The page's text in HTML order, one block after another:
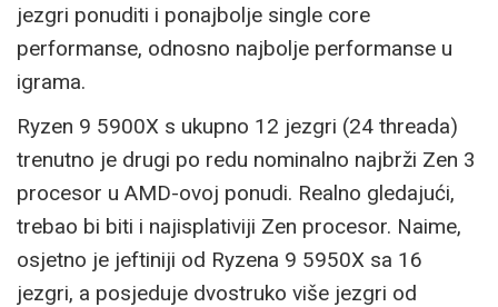
jezgri ponuditi i ponajbolje single core
performanse, odnosno najbolje performanse u
igrama.
Ryzen 9 5900X s ukupno 12 jezgri (24 threada)
trenutno je drugi po redu nominalno najbrži Zen 3
procesor u AMD-ovoj ponudi. Realno gledajući,
trebao bi biti i najisplativiji Zen procesor. Naime,
osjetno je jeftiniji od Ryzena 9 5950X sa 16
jezgri, a posjeduje dvostruko više jezgri od